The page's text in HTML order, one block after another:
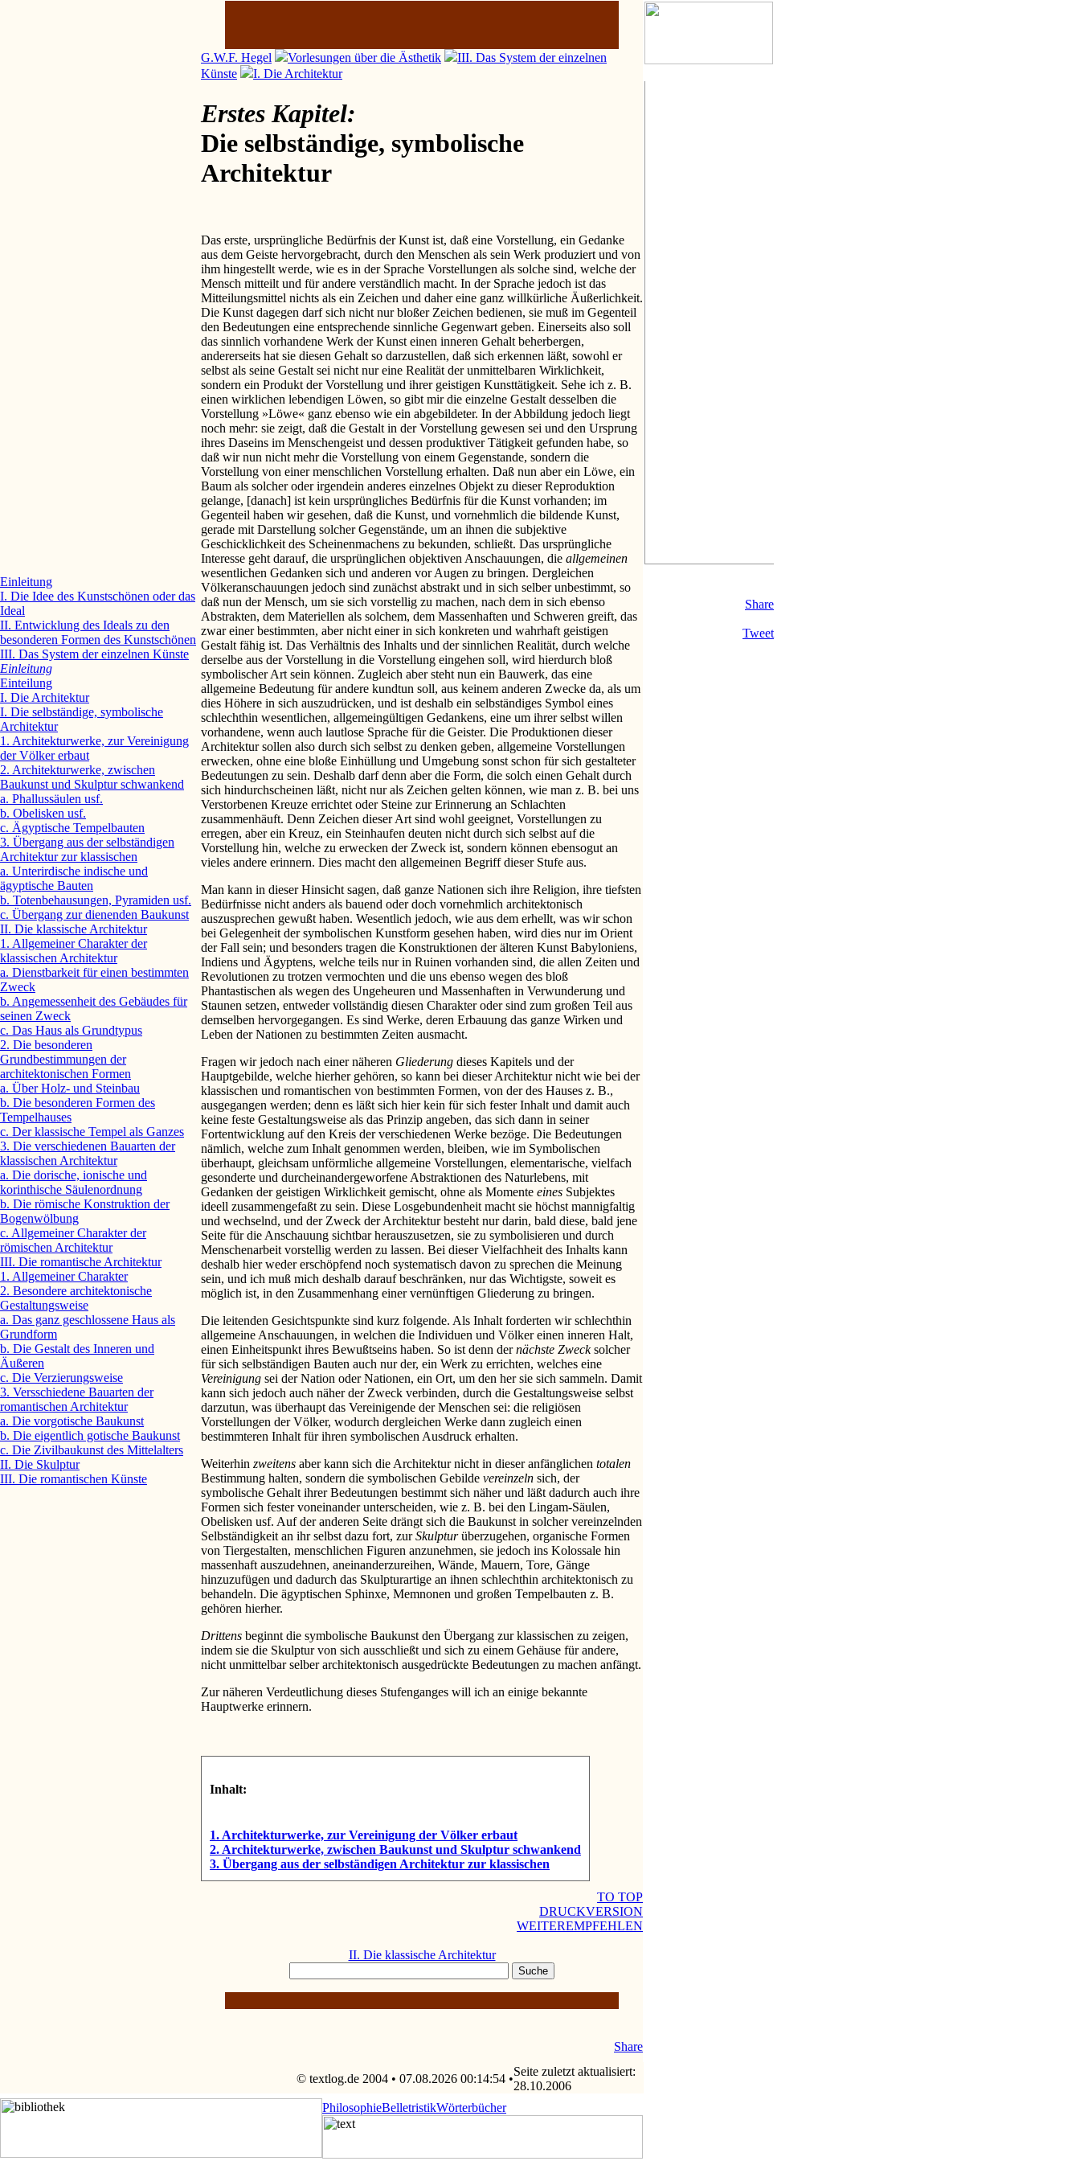
Share
Tweet
G.W.F. Hegel Vorlesungen über die Ästhetik
III. Das System der einzelnen
Künste
I. Die Architektur
Erstes Kapitel:
Die selbständige, symbolische
Architektur
Das erste, ursprüngliche Bedürfnis der Kunst ist, daß eine Vorstellung, ein Gedanke
aus dem Geiste hervorgebracht, durch den Menschen als sein Werk produziert und von
ihm hingestellt werde, wie es in der Sprache Vorstellungen als solche sind, welche der
Mensch mitteilt und für andere verständlich macht. In der Sprache jedoch ist das
Mitteilungsmittel nichts als ein Zeichen und daher eine ganz willkürliche Äußerlichkeit.
Die Kunst dagegen darf sich nicht nur bloßer Zeichen bedienen, sie muß im Gegenteil
den Bedeutungen eine entsprechende sinnliche Gegenwart geben. Einerseits also soll
das sinnlich vorhandene Werk der Kunst einen inneren Gehalt beherbergen,
andererseits hat sie diesen Gehalt so darzustellen, daß sich erkennen läßt, sowohl er
selbst als seine Gestalt sei nicht nur eine Realität der unmittelbaren Wirklichkeit,
sondern ein Produkt der Vorstellung und ihrer geistigen Kunsttätigkeit. Sehe ich z. B.
einen wirklichen lebendigen Löwen, so gibt mir die einzelne Gestalt desselben die
Vorstellung »Löwe« ganz ebenso wie ein abgebildeter. In der Abbildung jedoch liegt
noch mehr: sie zeigt, daß die Gestalt in der Vorstellung gewesen sei und den Ursprung
ihres Daseins im Menschengeist und dessen produktiver Tätigkeit gefunden habe, so
daß wir nun nicht mehr die Vorstellung von einem Gegenstande, sondern die
Vorstellung von einer menschlichen Vorstellung erhalten. Daß nun aber ein Löwe, ein
Baum als solcher oder irgendein anderes einzelnes Objekt zu dieser Reproduktion
gelange, [danach] ist kein ursprüngliches Bedürfnis für die Kunst vorhanden; im
Gegenteil haben wir gesehen, daß die Kunst, und vornehmlich die bildende Kunst,
gerade mit Darstellung solcher Gegenstände, um an ihnen die subjektive
Geschicklichkeit des Scheinenmachens zu bekunden, schließt. Das ursprüngliche
Interesse geht darauf, die ursprünglichen objektiven Anschauungen, die allgemeinen
wesentlichen Gedanken sich und anderen vor Augen zu bringen. Dergleichen
Völkeranschauungen jedoch sind zunächst abstrakt und in sich selber unbestimmt, so
daß nun der Mensch, um sie sich vorstellig zu machen, nach dem in sich ebenso
Abstrakten, dem Materiellen als solchem, dem Massenhaften und Schweren greift, das
zwar einer bestimmten, aber nicht einer in sich konkreten und wahrhaft geistigen
Gestalt fähig ist. Das Verhältnis des Inhalts und der sinnlichen Realität, durch welche
derselbe aus der Vorstellung in die Vorstellung eingehen soll, wird hierdurch bloß
symbolischer Art sein können. Zugleich aber steht nun ein Bauwerk, das eine
allgemeine Bedeutung für andere kundtun soll, aus keinem anderen Zwecke da, als um
dies Höhere in sich auszudrücken, und ist deshalb ein selbständiges Symbol eines
schlechthin wesentlichen, allgemeingültigen Gedankens, eine um ihrer selbst willen
vorhandene, wenn auch lautlose Sprache für die Geister. Die Produktionen dieser
Architektur sollen also durch sich selbst zu denken geben, allgemeine Vorstellungen
erwecken, ohne eine bloße Einhüllung und Umgebung sonst schon für sich gestalteter
Bedeutungen zu sein. Deshalb darf denn aber die Form, die solch einen Gehalt durch
sich hindurchscheinen läßt, nicht nur als Zeichen gelten können, wie man z. B. bei uns
Verstorbenen Kreuze errichtet oder Steine zur Erinnerung an Schlachten
zusammenhäuft. Denn Zeichen dieser Art sind wohl geeignet, Vorstellungen zu
erregen, aber ein Kreuz, ein Steinhaufen deuten nicht durch sich selbst auf die
Vorstellung hin, welche zu erwecken der Zweck ist, sondern können ebensogut an
vieles andere erinnern. Dies macht den allgemeinen Begriff dieser Stufe aus.
Man kann in dieser Hinsicht sagen, daß ganze Nationen sich ihre Religion, ihre tiefsten
Bedürfnisse nicht anders als bauend oder doch vornehmlich architektonisch
auszusprechen gewußt haben. Wesentlich jedoch, wie aus dem erhellt, was wir schon
bei Gelegenheit der symbolischen Kunstform gesehen haben, wird dies nur im Orient
der Fall sein; und besonders tragen die Konstruktionen der älteren Kunst Babyloniens,
Indiens und Ägyptens, welche teils nur in Ruinen vorhanden sind, die allen Zeiten und
Revolutionen zu trotzen vermochten und die uns ebenso wegen des bloß
Phantastischen als wegen des Ungeheuren und Massenhaften in Verwunderung und
Staunen setzen, entweder vollständig diesen Charakter oder sind zum großen Teil aus
demselben hervorgegangen. Es sind Werke, deren Erbauung das ganze Wirken und
Leben der Nationen zu bestimmten Zeiten ausmacht.
Fragen wir jedoch nach einer näheren Gliederung dieses Kapitels und der
Hauptgebilde, welche hierher gehören, so kann bei dieser Architektur nicht wie bei der
klassischen und romantischen von bestimmten Formen, von der des Hauses z. B.,
ausgegangen werden; denn es läßt sich hier kein für sich fester Inhalt und damit auch
keine feste Gestaltungsweise als das Prinzip angeben, das sich dann in seiner
Fortentwicklung auf den Kreis der verschiedenen Werke bezöge. Die Bedeutungen
nämlich, welche zum Inhalt genommen werden, bleiben, wie im Symbolischen
überhaupt, gleichsam unförmliche allgemeine Vorstellungen, elementarische, vielfach
gesonderte und durcheinandergeworfene Abstraktionen des Naturlebens, mit
Gedanken der geistigen Wirklichkeit gemischt, ohne als Momente eines Subjektes
ideell zusammengefaßt zu sein. Diese Losgebundenheit macht sie höchst mannigfaltig
und wechselnd, und der Zweck der Architektur besteht nur darin, bald diese, bald jene
Seite für die Anschauung sichtbar herauszusetzen, sie zu symbolisieren und durch
Menschenarbeit vorstellig werden zu lassen. Bei dieser Vielfachheit des Inhalts kann
deshalb hier weder erschöpfend noch systematisch davon zu sprechen die Meinung
sein, und ich muß mich deshalb darauf beschränken, nur das Wichtigste, soweit es
möglich ist, in den Zusammenhang einer vernünftigen Gliederung zu bringen.
Die leitenden Gesichtspunkte sind kurz folgende. Als Inhalt forderten wir schlechthin
allgemeine Anschauungen, in welchen die Individuen und Völker einen inneren Halt,
einen Einheitspunkt ihres Bewußtseins haben. So ist denn dernächste Zwecksolcher
für sich selbständigen Bauten auch nur der, ein Werk zu errichten, welches eine
Vereinigung sei der Nation oder Nationen, ein Ort, um den her sie sich sammeln. Damit
kann sich jedoch auch näher der Zweck verbinden, durch die Gestaltungsweise selbst
darzutun, was überhaupt das Vereinigende der Menschen sei: die religiösen
Vorstellungen der Völker, wodurch dergleichen Werke dann zugleich einen
bestimmteren Inhalt für ihren symbolischen Ausdruck erhalten.
Weiterhin zweitens aber kann sich die Architektur nicht in dieser anfänglichen totalen
Bestimmung halten, sondern die symbolischen Gebilde vereinzeln sich, der
symbolische Gehalt ihrer Bedeutungen bestimmt sich näher und läßt dadurch auch ihre
Formen sich fester voneinander unterscheiden, wie z. B. bei den Lingam-Säulen,
Obelisken usf. Auf der anderen Seite drängt sich die Baukunst in solcher vereinzelnden
Selbständigkeit an ihr selbst dazu fort, zurSkulpturüberzugehen, organische Formen
von Tiergestalten, menschlichen Figuren anzunehmen, sie jedoch ins Kolossale hin
massenhaft auszudehnen, aneinanderzureihen, Wände, Mauern, Tore, Gänge
hinzuzufügen und dadurch das Skulpturartige an ihnen schlechthin architektonisch zu
behandeln. Die ägyptischen Sphinxe, Memnonen und großen Tempelbauten z. B.
gehören hierher.
Drittens beginnt die symbolische Baukunst den Übergang zur klassischen zu zeigen,
indem sie die Skulptur von sich ausschließt und sich zu einem Gehäuse für andere,
nicht unmittelbar selber architektonisch ausgedrückte Bedeutungen zu machen anfängt.
Zur näheren Verdeutlichung dieses Stufenganges will ich an einige bekannte
Hauptwerke erinnern.
Inhalt:
1. Architekturwerke, zur Vereinigung der Völker erbaut
2. Architekturwerke, zwischen Baukunst und Skulptur schwankend
3. Übergang aus der selbständigen Architektur zur klassischen
TO TOP
DRUCKVERSION
WEITEREMPFEHLEN
II. Die klassische Architektur
Share
Einleitung
I. Die Idee des Kunstschönen oder das
Ideal
II. Entwicklung des Ideals zu den
besonderen Formen des Kunstschönen
III. Das System der einzelnen Künste
Einleitung
Einteilung
I. Die Architektur
I. Die selbständige, symbolische
Architektur
1. Architekturwerke, zur Vereinigung
der Völker erbaut
2. Architekturwerke, zwischen
Baukunst und Skulptur schwankend
a. Phallussäulen usf.
b. Obelisken usf.
c. Ägyptische Tempelbauten
3. Übergang aus der selbständigen
Architektur zur klassischen
a. Unterirdische indische und
ägyptische Bauten
b. Totenbehausungen, Pyramiden usf.
c. Übergang zur dienenden Baukunst
II. Die klassische Architektur
1. Allgemeiner Charakter der
klassischen Architektur
a. Dienstbarkeit für einen bestimmten
Zweck
b. Angemessenheit des Gebäudes für
seinen Zweck
c. Das Haus als Grundtypus
2. Die besonderen
Grundbestimmungen der
architektonischen Formen
a. Über Holz- und Steinbau
b. Die besonderen Formen des
Tempelhauses
c. Der klassische Tempel als Ganzes
3. Die verschiedenen Bauarten der
klassischen Architektur
a. Die dorische, ionische und
korinthische Säulenordnung
b. Die römische Konstruktion der
Bogenwölbung
c. Allgemeiner Charakter der
römischen Architektur
III. Die romantische Architektur
1. Allgemeiner Charakter
2. Besondere architektonische
Gestaltungsweise
a. Das ganz geschlossene Haus als
Grundform
b. Die Gestalt des Inneren und
Äußeren
c. Die Verzierungsweise
3. Versschiedene Bauarten der
romantischen Architektur
a. Die vorgotische Baukunst
b. Die eigentlich gotische Baukunst
c. Die Zivilbaukunst des Mittelalters
II. Die Skulptur
III. Die romantischen Künste
© textlog.de 2004 • 07.08.2026 00:14:54 •
Seite zuletzt aktualisiert:
28.10.2006
PhilosophieBelletristikWörterbücher